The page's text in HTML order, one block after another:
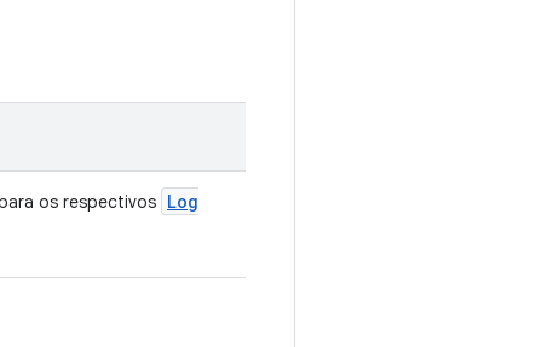
os respectivos Log